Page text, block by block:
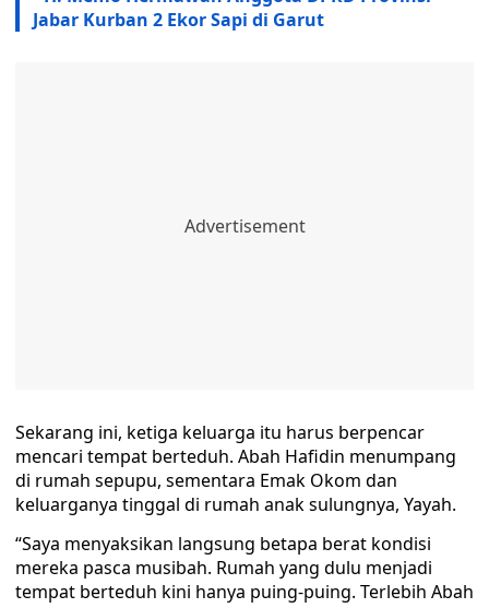
Jabar Kurban 2 Ekor Sapi di Garut
Sekarang ini, ketiga keluarga itu harus berpencar
mencari tempat berteduh. Abah Hafidin menumpang
di rumah sepupu, sementara Emak Okom dan
keluarganya tinggal di rumah anak sulungnya, Yayah.
“Saya menyaksikan langsung betapa berat kondisi
mereka pasca musibah. Rumah yang dulu menjadi
tempat berteduh kini hanya puing-puing. Terlebih Abah